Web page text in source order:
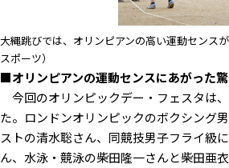
大縄跳びでは、オリンピアンの高い運動センス
スポーツ）
■オリンピアンの運動センスにあがった
今回のオリンピックデー・フェスタは
た。ロンドンオリンピックのボクシング
ストの清水聡さん、同競技男子フライ級
ん、水泳・競泳の柴田隆一さんと柴田亜